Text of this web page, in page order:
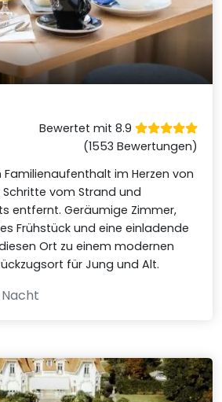
Bewertet mit 8.9
(1553 Bewertungen)
Familienaufenthalt im Herzen von
Schritte vom Strand und
entfernt. Geräumige Zimmer,
Frühstück und eine einladende
Ort zu einem modernen
für Jung und Alt.